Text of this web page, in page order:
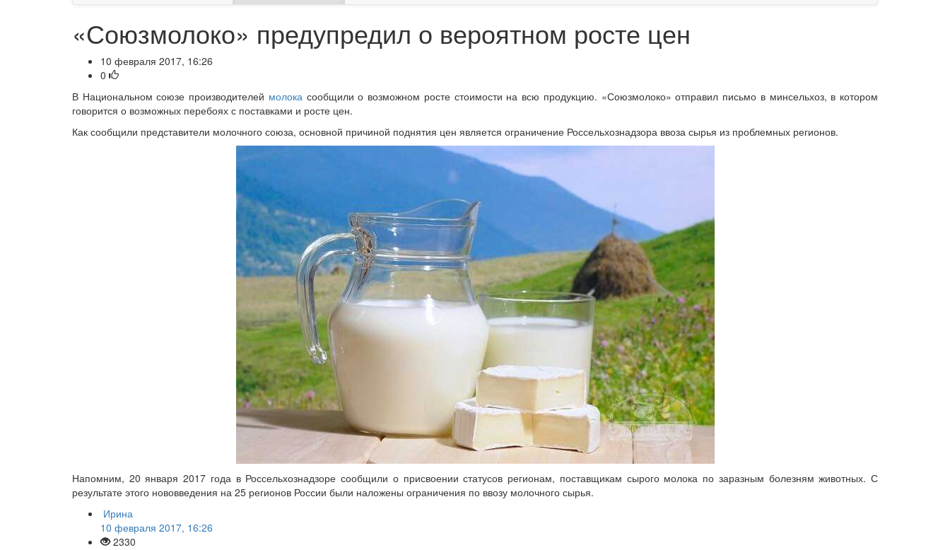
«Союзмолоко» предупредил о вероятном росте цен
10 февраля 2017, 16:26
0
В Национальном союзе производителей молокасообщили о возможном росте стоимости на всю продукцию. «Союзмолоко» отправил письмо в минсельхоз, в котором
говорится о возможных перебоях с поставками и росте цен.
Как сообщили представители молочного союза, основной причиной поднятия цен является ограничение Россельхознадзора ввоза сырья из проблемных регионов.
Напомним, 20 января 2017 года в Россельхознадзоре сообщили о присвоении статусов регионам, поставщикам сырого молока по заразным болезням животных. С
результате этого нововведения на 25 регионов России были наложены ограничения по ввозу молочного сырья.
Ирина
10 февраля 2017, 16:26
2330